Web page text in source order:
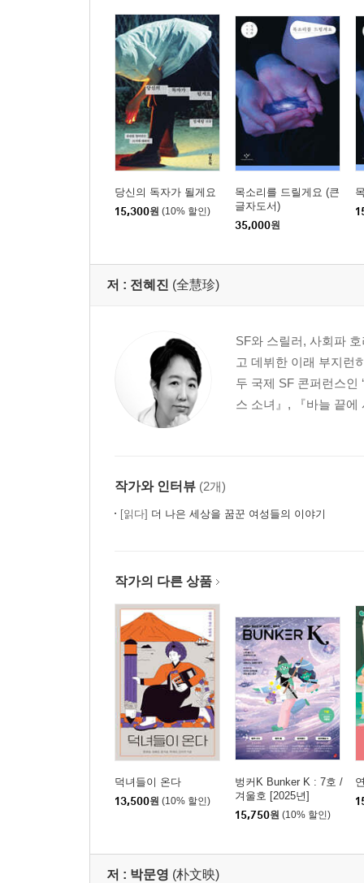
당신의 독자가 될게요
15,300원 (10% 할인)
목소리를 드릴게요 (큰
글자도서)
35,000원
저 : 전혜진 (全慧珍)
SF와 스릴러, 사회파
고 데뷔한 이래 부지런
두 국제 SF 콘퍼런스인
스 소녀』, 『바늘 끝에
작가와 인터뷰 (2개)
[읽다] 더 나은 세상을 꿈꾼 여성들의 이야기
작가의 다른 상품
덕녀들이 온다
13,500원 (10% 할인)
벙커K Bunker K : 7호 /
겨울호 [2025년]
15,750원 (10% 할인)
저 : 박문영 (朴文映)